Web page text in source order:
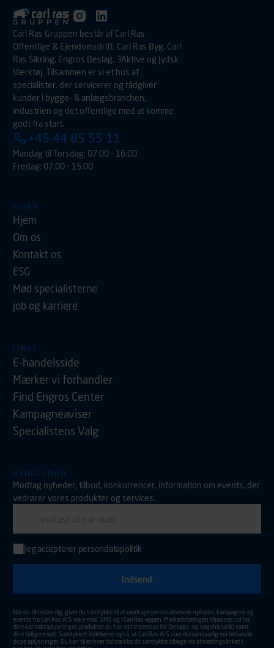
Carl Ras Gruppen består af Carl Ras
Offentlige & Ejendomsdrift, Carl Ras Byg, Carl
Ras Sikring, Engros Beslag, 3Aktive og Jydsk
Værktøj. Tilsammen er vi et hus af
specialister, der servicerer og rådgiver
kunder i bygge- & anlægsbranchen,
industrien og det offentlige med at komme
godt fra start.
+45 44 85 55 11
Mandag til Torsdag: 07:00 - 16:00
Fredag: 07:00 - 15:00
SIDER
Hjem
Om os
Kontakt os
ESG
Mød specialisterne
job og karriere
LINKS
E-handelsside
Mærker vi forhandler
Find Engros Center
Kampagneaviser
Specialistens Valg
NYHEDSMAIL
Modtag nyheder, tilbud, konkurrencer, information om events, der
vedrører vores produkter og services.
Indtast din e-mail adresse for at tilmelde dig nyhedsmail.
Jeg accepterer persondatapolitik
Når du tilmelder dig, giver du samtykke til at modtage personaliserede nyheder, kampagner og
events fra Carl Ras A/S via e-mail, SMS og i Carl Ras-appen. Markedsføringen tilpasses ud fra
dine kontaktoplysninger, produkter du har vist interesse for (besøgs- og søgehistorik) samt
dine tidligere køb. Samtykket indebærer også, at Carl Ras A/S som dataansvarlig må behandle
disse oplysninger. Du kan til enhver tid trække dit samtykke tilbage via afmeldingslinket i